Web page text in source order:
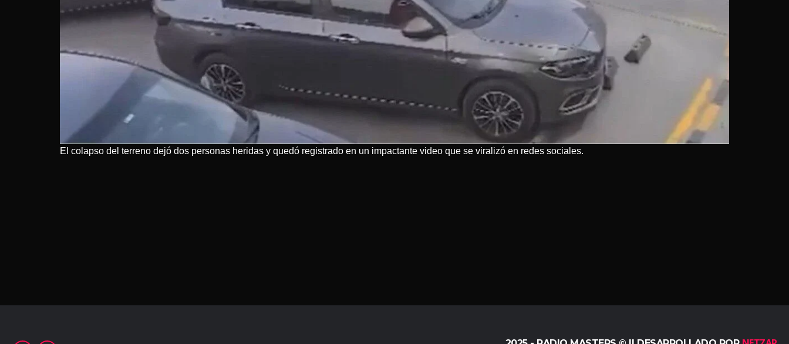
El colapso del terreno dejó dos personas heridas y quedó registrado en un impactante video que se viralizó en redes sociales.